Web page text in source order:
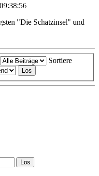
"Die Schatzinsel" und
Sortiere